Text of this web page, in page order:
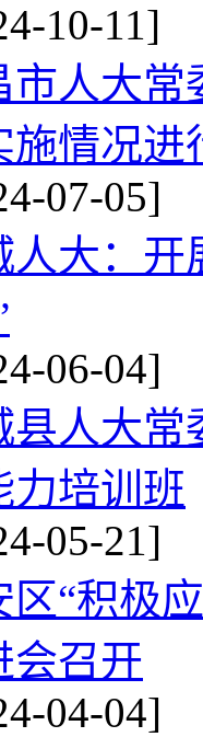
10-11]
市人大常
施情况进
07-05]
人大：开
06-04]
县人大常
力培训班
05-21]
区“积极
会召开
04-04]